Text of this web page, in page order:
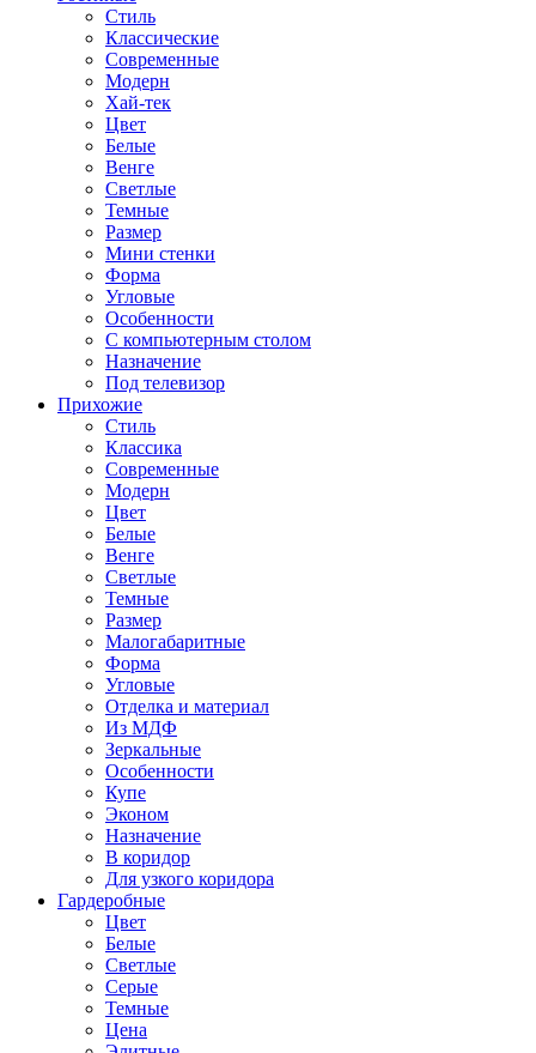
Стиль
Классические
Современные
Модерн
Хай-тек
Цвет
Белые
Венге
Светлые
Темные
Размер
Мини стенки
Форма
Угловые
Особенности
С компьютерным столом
Назначение
Под телевизор
Прихожие
Стиль
Классика
Современные
Модерн
Цвет
Белые
Венге
Светлые
Темные
Размер
Малогабаритные
Форма
Угловые
Отделка и материал
Из МДФ
Зеркальные
Особенности
Купе
Эконом
Назначение
В коридор
Для узкого коридора
Гардеробные
Цвет
Белые
Светлые
Серые
Темные
Цена